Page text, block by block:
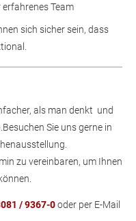
Team
sich sicher sein, dass
als man denkt und
Sie uns gerne in
zu vereinbaren, um Ihnen
/ 9367-0oder per E-Mail